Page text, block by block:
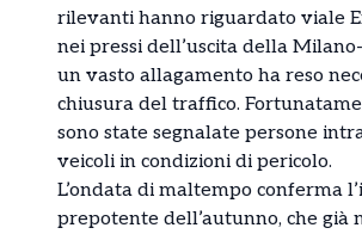
rilevanti hanno riguardato viale
nei pressi dell’uscita della
un vasto allagamento ha reso
chiusura del traffico.
sono state segnalate persone
veicoli in condizioni di pericolo.
L’ondata di maltempo conferma
prepotente dell’autunno, che già